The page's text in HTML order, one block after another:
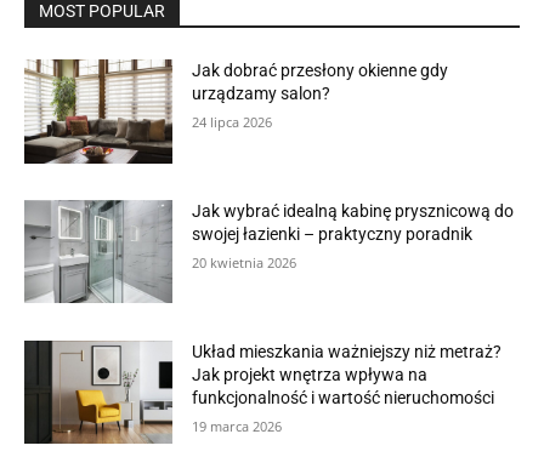
MOST POPULAR
Jak dobrać przesłony okienne gdy
urządzamy salon?
24 lipca 2026
Jak wybrać idealną kabinę prysznicową do
swojej łazienki – praktyczny poradnik
20 kwietnia 2026
Układ mieszkania ważniejszy niż metraż?
Jak projekt wnętrza wpływa na
funkcjonalność i wartość nieruchomości
19 marca 2026